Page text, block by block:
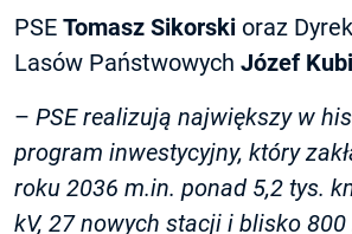
PSE Tomasz Sikorski oraz
Lasów Państwowych Józef
– PSE realizują największy w
program inwestycyjny, który
roku 2036 m.in. ponad 5,2 tys.
kV, 27 nowych stacji i blisko